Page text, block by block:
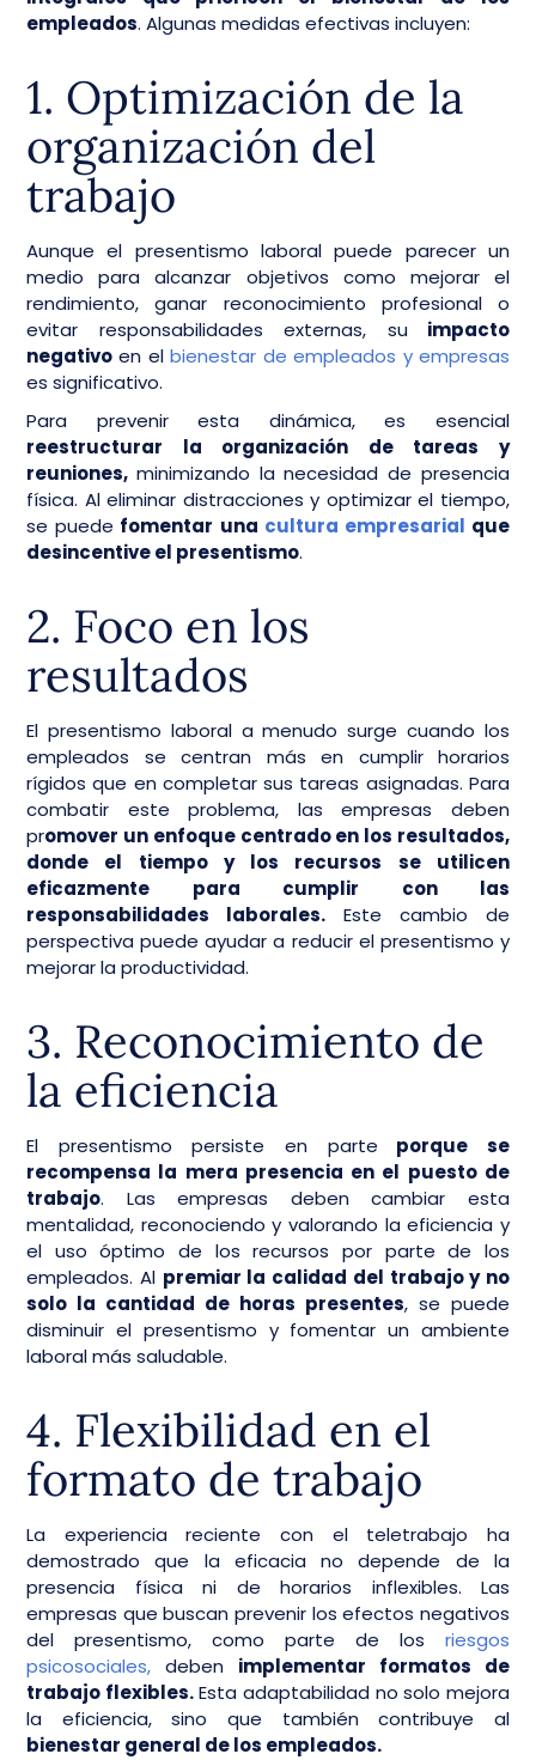
empleados. Algunas medidas efectivas incluyen:
1. Optimización de la
organización del
trabajo
Aunque el presentismo laboral puede parecer un
medio para alcanzar objetivos como mejorar el
rendimiento, ganar reconocimiento profesional o
evitar responsabilidades externas, su impacto
negativo en elbienestar de empleados y empresas
es significativo.
Para prevenir esta dinámica, es esencial
reestructurar la organización de tareas y
reuniones, minimizando la necesidad de presencia
física. Al eliminar distracciones y optimizar el tiempo,
se puede fomentar una cultura empresarial que
desincentive el presentismo.
2. Foco en los
resultados
El presentismo laboral a menudo surge cuando los
empleados se centran más en cumplir horarios
rígidos que en completar sus tareas asignadas. Para
combatir este problema, las empresas deben
promover un enfoque centrado en los resultados,
donde el tiempo y los recursos se utilicen
eficazmente para cumplir con las
responsabilidades laborales. Este cambio de
perspectiva puede ayudar a reducir el presentismo y
mejorar la productividad.
3. Reconocimiento de
la eficiencia
El presentismo persiste en parte porque se
recompensa la mera presencia en el puesto de
trabajo. Las empresas deben cambiar esta
mentalidad, reconociendo y valorando la eficiencia y
el uso óptimo de los recursos por parte de los
empleados. Al premiar la calidad del trabajo y no
solo la cantidad de horas presentes, se puede
disminuir el presentismo y fomentar un ambiente
laboral más saludable.
4. Flexibilidad en el
formato de trabajo
La experiencia reciente con el teletrabajo ha
demostrado que la eficacia no depende de la
presencia física ni de horarios inflexibles. Las
empresas que buscan prevenir los efectos negativos
del presentismo, como parte de los riesgos
psicosociales, deben implementar formatos de
trabajo flexibles.Esta adaptabilidad no solo mejora
la eficiencia, sino que también contribuye al
bienestar general de los empleados.